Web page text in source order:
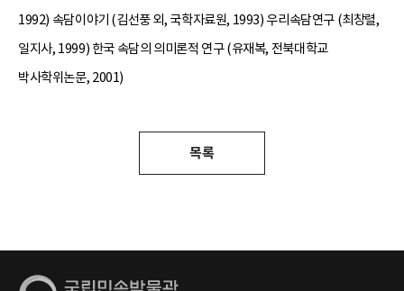
1992) 속담이야기 (김선풍 외, 국학자료원, 1993) 우리속담연구 (최창렬,
일지사, 1999) 한국 속담의 의미론적 연구 (유재복, 전북대학교
박사학위논문, 2001)
목록